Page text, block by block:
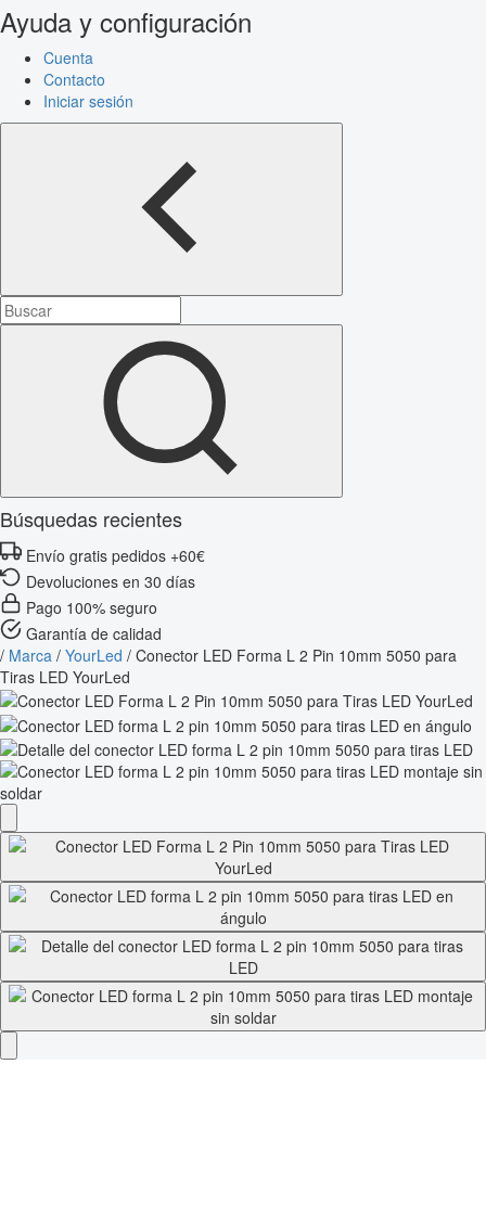
Ayuda y configuración
Cuenta
Contacto
Iniciar sesión
Búsquedas recientes
Envío gratis pedidos +60€
Devoluciones en 30 días
Pago 100% seguro
Garantía de calidad
/ Marca / YourLed / Conector LED Forma L 2 Pin 10mm 5050 para
Tiras LED YourLed